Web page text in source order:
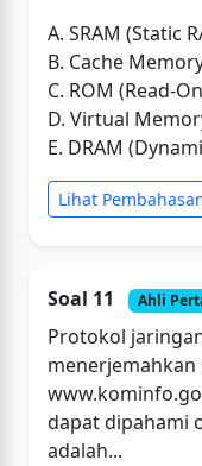
A. SRAM (Static
B. Cache
C. ROM (Read-
D. Virtual
E. DRAM
Lihat
Soal 11 Ahli
Protokol
dapat dipahami
adalah...